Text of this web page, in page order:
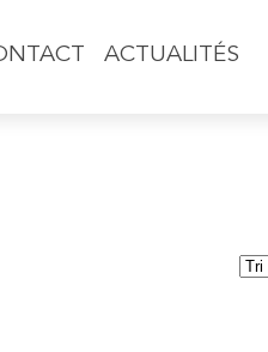
ACTUALITÉS